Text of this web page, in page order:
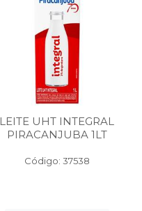
LEITE UHT INTEGRAL
PIRACANJUBA 1LT
Código: 37538